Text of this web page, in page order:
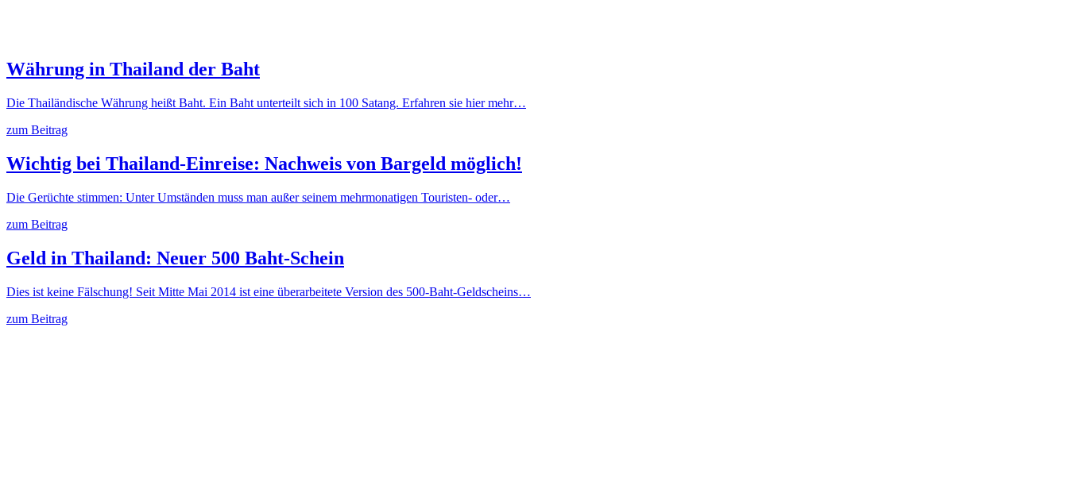
Währung in Thailand der Baht
Die Thailändische Währung heißt Baht. Ein Baht unterteilt sich in 100 Satang. Erfahren sie hier mehr…
zum Beitrag
Wichtig bei Thailand-Einreise: Nachweis von Bargeld möglich!
Die Gerüchte stimmen: Unter Umständen muss man außer seinem mehrmonatigen Touristen- oder…
zum Beitrag
Geld in Thailand: Neuer 500 Baht-Schein
Dies ist keine Fälschung! Seit Mitte Mai 2014 ist eine überarbeitete Version des 500-Baht-Geldscheins…
zum Beitrag